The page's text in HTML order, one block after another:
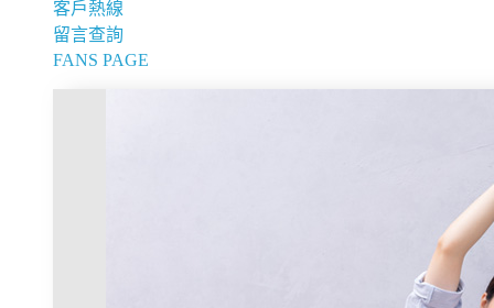
客戶熱線
留言查詢
FANS PAGE